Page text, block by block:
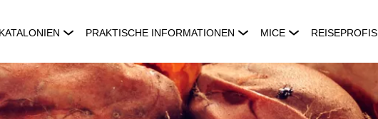
PRAKTISCHE INFORMATIONEN MICE REISEPROFIS